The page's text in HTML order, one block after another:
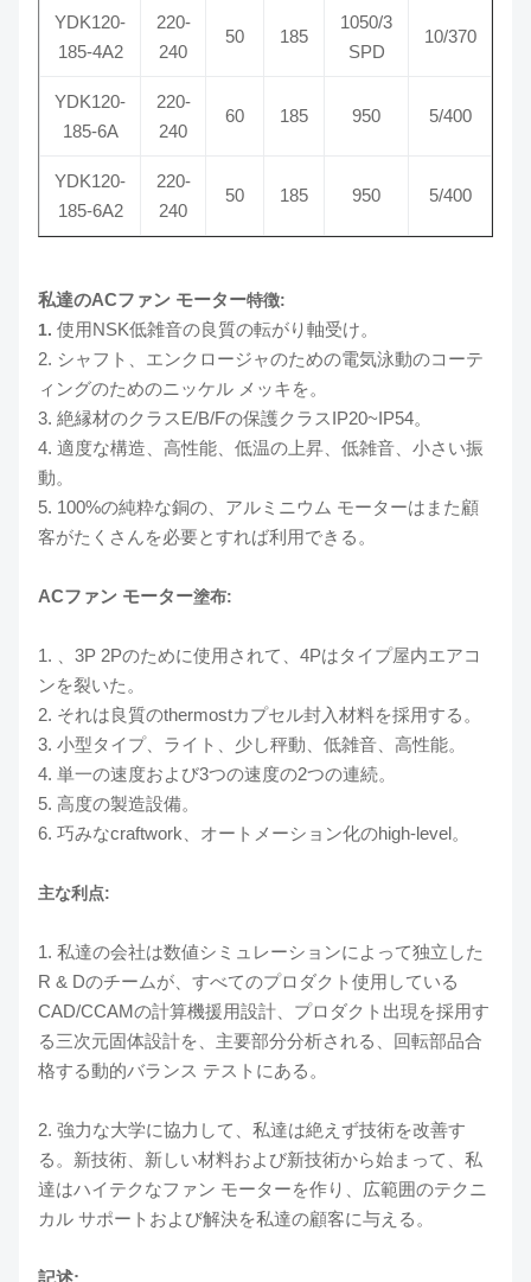
YDK120-
185-4A2
220-
240
50 185
1050/3
SPD
10/370
YDK120-
185-6A
220-
240
60 185 950 5/400
YDK120-
185-6A2
220-
240
50 185 950 5/400
私達のACファン モーター特徴:
1. 使用NSK低雑音の良質の転がり軸受け。
2. シャフト、エンクロージャのための電気泳動のコーテ
ィングのためのニッケル メッキを。
3. 絶縁材のクラスE/B/Fの保護クラスIP20~IP54。
4. 適度な構造、高性能、低温の上昇、低雑音、小さい振
動。
5. 100%の純粋な銅の、アルミニウム モーターはまた顧
客がたくさんを必要とすれば利用できる。
ACファン モーター塗布:
1. 、3P 2Pのために使用されて、4Pはタイプ屋内エアコ
ンを裂いた。
2. それは良質のthermostカプセル封入材料を採用する。
3. 小型タイプ、ライト、少し秤動、低雑音、高性能。
4. 単一の速度および3つの速度の2つの連続。
5. 高度の製造設備。
6. 巧みなcraftwork、オートメーション化のhigh-level。
主な利点:
1. 私達の会社は数値シミュレーションによって独立した
R & Dのチームが、すべてのプロダクト使用している
CAD/CCAMの計算機援用設計、プロダクト出現を採用す
る三次元固体設計を、主要部分分析される、回転部品合
格する動的バランス テストにある。
2. 強力な大学に協力して、私達は絶えず技術を改善す
る。新技術、新しい材料および新技術から始まって、私
達はハイテクなファン モーターを作り、広範囲のテクニ
カル サポートおよび解決を私達の顧客に与える。
記述: